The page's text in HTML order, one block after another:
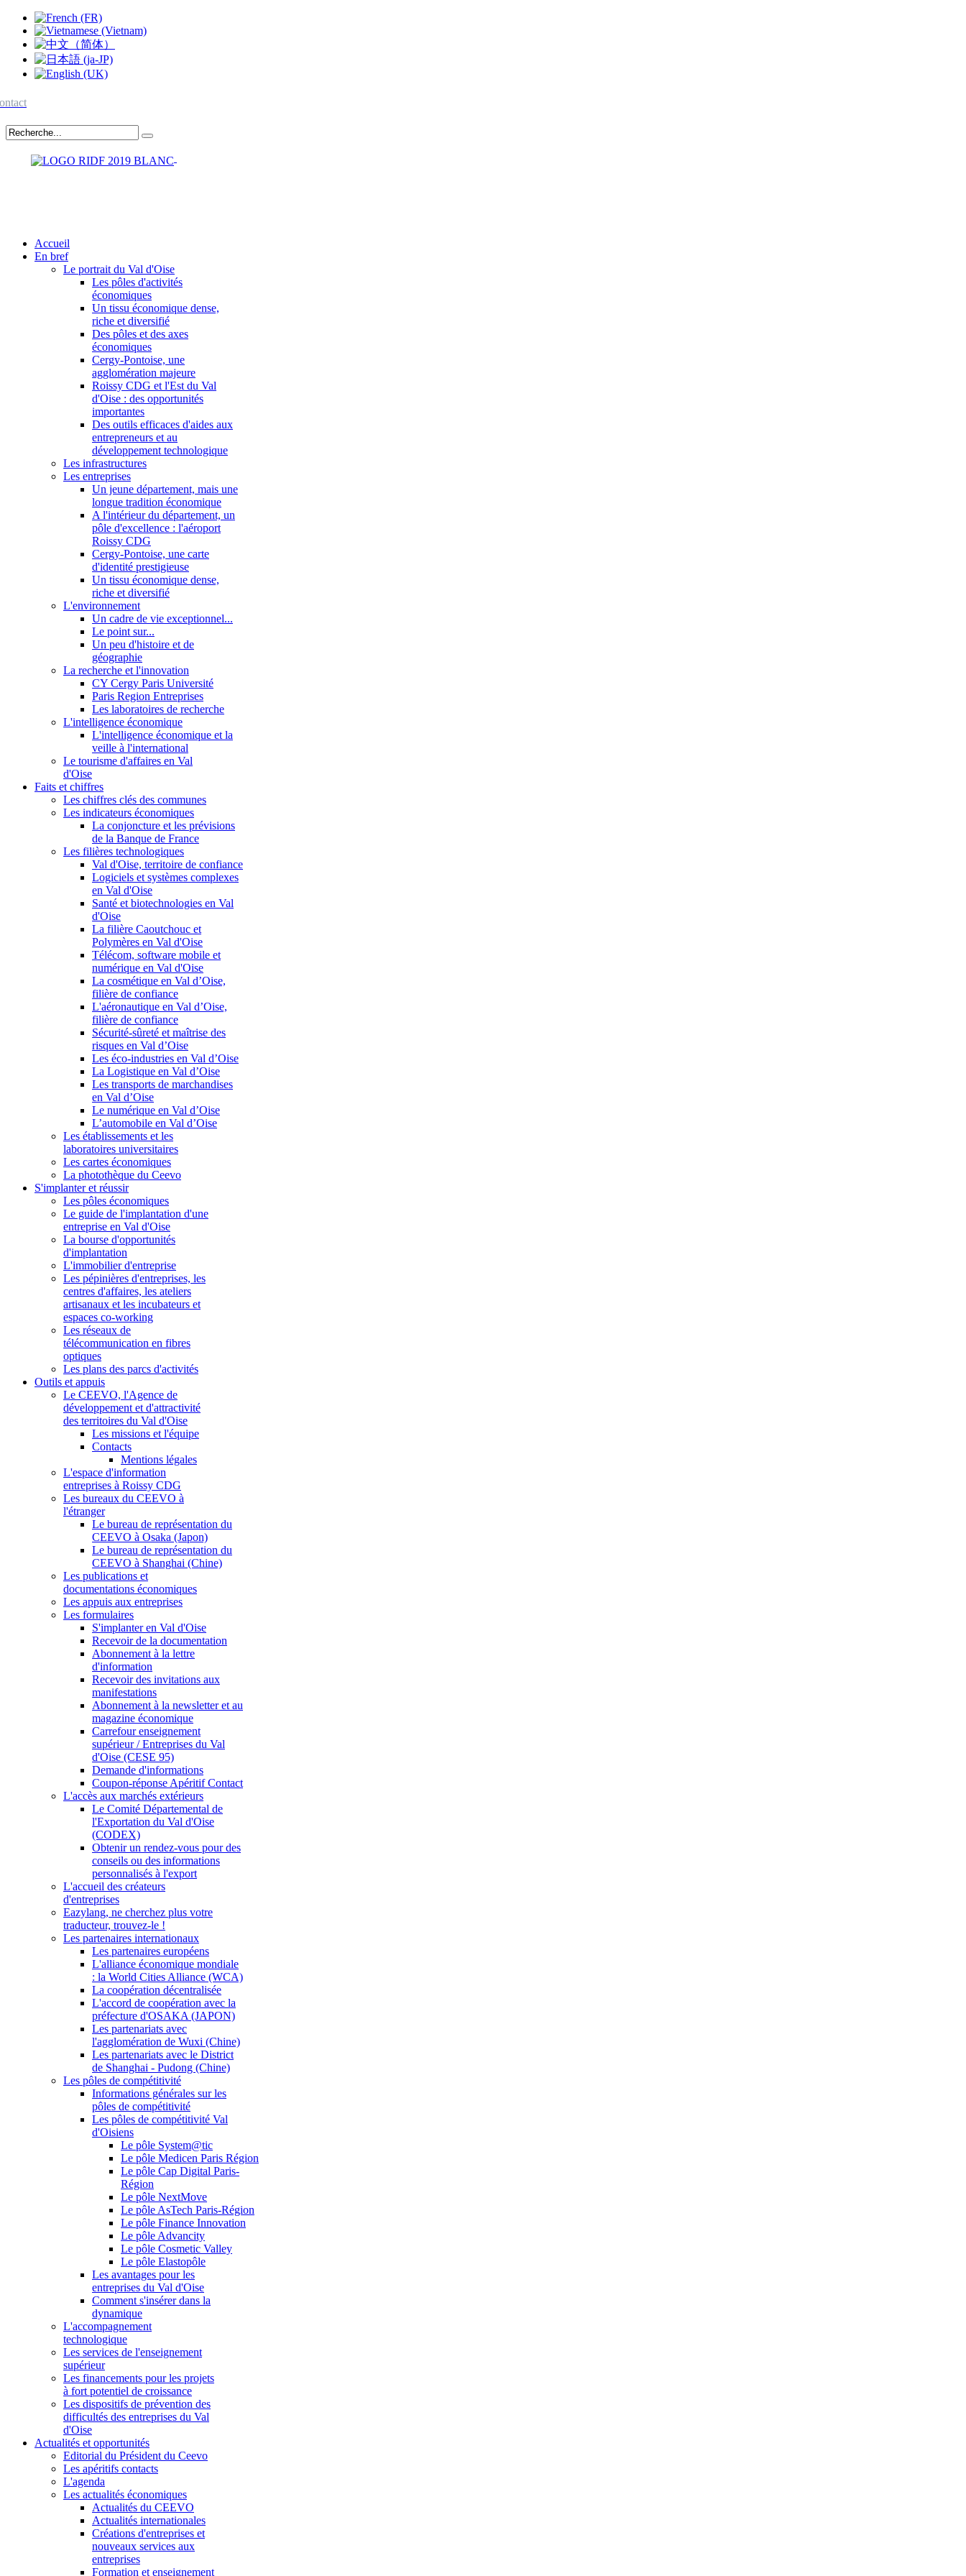
Accueil
En bref
Le portrait du Val d'Oise
Les pôles d'activités
économiques
Un tissu économique dense,
riche et diversifié
Des pôles et des axes
économiques
Cergy-Pontoise, une
agglomération majeure
Roissy CDG et l'Est du Val
d'Oise : des opportunités
importantes
Des outils efficaces d'aides aux
entrepreneurs et au
développement technologique
Les infrastructures
Les entreprises
Un jeune département, mais une
longue tradition économique
A l'intérieur du département, un
pôle d'excellence : l'aéroport
Roissy CDG
Cergy-Pontoise, une carte
d'identité prestigieuse
Un tissu économique dense,
riche et diversifié
L'environnement
Un cadre de vie exceptionnel...
Le point sur...
Un peu d'histoire et de
géographie
La recherche et l'innovation
CY Cergy Paris Université
Paris Region Entreprises
Les laboratoires de recherche
L'intelligence économique
L'intelligence économique et la
veille à l'international
Le tourisme d'affaires en Val
d'Oise
Faits et chiffres
Les chiffres clés des communes
Les indicateurs économiques
La conjoncture et les prévisions
de la Banque de France
Les filières technologiques
Val d'Oise, territoire de confiance
Logiciels et systèmes complexes
en Val d'Oise
Santé et biotechnologies en Val
d'Oise
La filière Caoutchouc et
Polymères en Val d'Oise
Télécom, software mobile et
numérique en Val d'Oise
La cosmétique en Val d’Oise,
filière de confiance
L'aéronautique en Val d’Oise,
filière de confiance
Sécurité-sûreté et maîtrise des
risques en Val d’Oise
Les éco-industries en Val d’Oise
La Logistique en Val d’Oise
Les transports de marchandises
en Val d’Oise
Le numérique en Val d’Oise
L’automobile en Val d’Oise
Les établissements et les
laboratoires universitaires
Les cartes économiques
La photothèque du Ceevo
S'implanter et réussir
Les pôles économiques
Le guide de l'implantation d'une
entreprise en Val d'Oise
La bourse d'opportunités
d'implantation
L'immobilier d'entreprise
Les pépinières d'entreprises, les
centres d'affaires, les ateliers
artisanaux et les incubateurs et
espaces co-working
Les réseaux de
télécommunication en fibres
optiques
Les plans des parcs d'activités
Outils et appuis
Le CEEVO, l'Agence de
développement et d'attractivité
des territoires du Val d'Oise
Les missions et l'équipe
Contacts
Mentions légales
L'espace d'information
entreprises à Roissy CDG
Les bureaux du CEEVO à
l'étranger
Le bureau de représentation du
CEEVO à Osaka (Japon)
Le bureau de représentation du
CEEVO à Shanghai (Chine)
Les publications et
documentations économiques
Les appuis aux entreprises
Les formulaires
S'implanter en Val d'Oise
Recevoir de la documentation
Abonnement à la lettre
d'information
Recevoir des invitations aux
manifestations
Abonnement à la newsletter et au
magazine économique
Carrefour enseignement
supérieur / Entreprises du Val
d'Oise (CESE 95)
Demande d'informations
Coupon-réponse Apéritif Contact
L'accès aux marchés extérieurs
Le Comité Départemental de
l'Exportation du Val d'Oise
(CODEX)
Obtenir un rendez-vous pour des
conseils ou des informations
personnalisés à l'export
L'accueil des créateurs
d'entreprises
Eazylang, ne cherchez plus votre
traducteur, trouvez-le !
Les partenaires internationaux
Les partenaires européens
L'alliance économique mondiale
: la World Cities Alliance (WCA)
La coopération décentralisée
L'accord de coopération avec la
préfecture d'OSAKA (JAPON)
Les partenariats avec
l'agglomération de Wuxi (Chine)
Les partenariats avec le District
de Shanghai - Pudong (Chine)
Les pôles de compétitivité
Informations générales sur les
pôles de compétitivité
Les pôles de compétitivité Val
d'Oisiens
Le pôle System@tic
Le pôle Medicen Paris Région
Le pôle Cap Digital Paris-
Région
Le pôle NextMove
Le pôle AsTech Paris-Région
Le pôle Finance Innovation
Le pôle Advancity
Le pôle Cosmetic Valley
Le pôle Elastopôle
Les avantages pour les
entreprises du Val d'Oise
Comment s'insérer dans la
dynamique
L'accompagnement
technologique
Les services de l'enseignement
supérieur
Les financements pour les projets
à fort potentiel de croissance
Les dispositifs de prévention des
difficultés des entreprises du Val
d'Oise
Actualités et opportunités
Editorial du Président du Ceevo
Les apéritifs contacts
L'agenda
Les actualités économiques
Actualités du CEEVO
Actualités internationales
Créations d'entreprises et
nouveaux services aux
entreprises
Formation et enseignement